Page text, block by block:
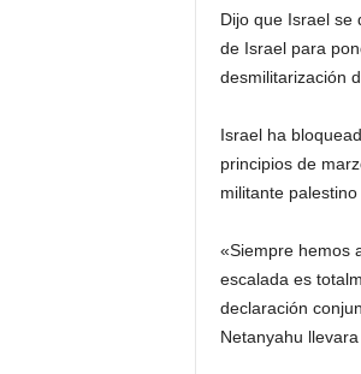
Dijo que Israel se
de Israel para
desmilitarización
Israel ha
principios de
militante
«Siempre hemos
escalada es
declaración
Netanyahu